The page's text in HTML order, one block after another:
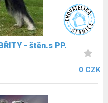
- štěn.s PP.
0 CZK